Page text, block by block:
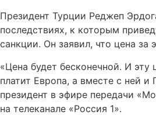
Президент Турции Реджеп
последствиях, к которым
санкции. Он заявил, что цена за
«Цена будет бесконечной. И эту
платит Европа, а вместе с ней и
президент в эфире передачи
на телеканале «Россия 1».